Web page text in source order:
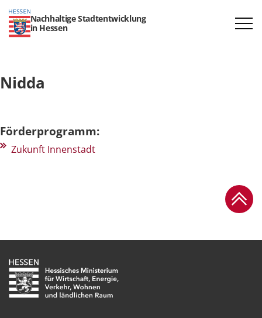
Nachhaltige Stadtentwicklung
in Hessen
Nidda
Förderprogramm:
Zukunft Innenstadt
Zum